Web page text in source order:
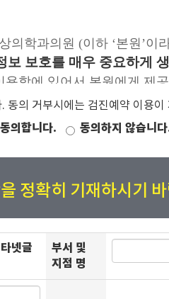
동의 거부시에는 검진예약 이용이
동의합니다. 동의하지 않습니
정확히 기재하시기
넷글
부서 및
지점 명